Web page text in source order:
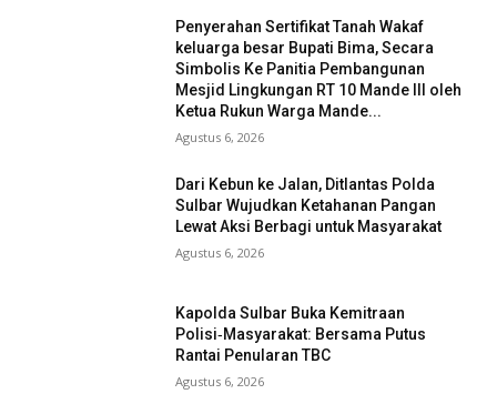
Penyerahan Sertifikat Tanah Wakaf
keluarga besar Bupati Bima, Secara
Simbolis Ke Panitia Pembangunan
Mesjid Lingkungan RT 10 Mande III oleh
Ketua Rukun Warga Mande...
Agustus 6, 2026
Dari Kebun ke Jalan, Ditlantas Polda
Sulbar Wujudkan Ketahanan Pangan
Lewat Aksi Berbagi untuk Masyarakat
Agustus 6, 2026
Kapolda Sulbar Buka Kemitraan
Polisi‑Masyarakat: Bersama Putus
Rantai Penularan TBC
Agustus 6, 2026